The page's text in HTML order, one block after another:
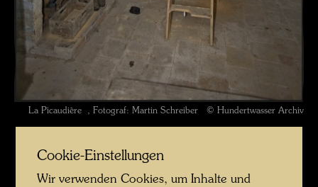
La Picaudière , Fotograf: Martin Schreiber © Hundertwasser Archiv
Bildergalerie öffnen
Cookie-Einstellungen
Wir verwenden Cookies, um Inhalte und